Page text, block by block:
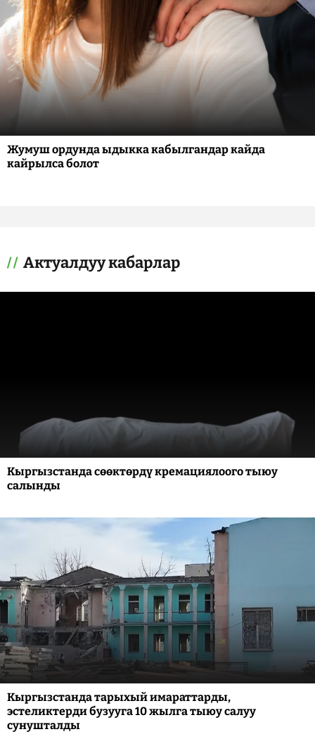
Жумуш ордунда ыдыкка кабылгандар кайда
кайрылса болот
Актуалдуу кабарлар
Кыргызстанда сөөктөрдү кремациялоого тыюу
салынды
Кыргызстанда тарыхый имараттарды,
эстеликтерди бузууга 10 жылга тыюу салуу
сунушталды